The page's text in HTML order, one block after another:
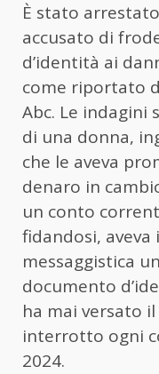
È stato
accusato di
d’identità ai
come riportato
Abc. Le indagini
di una donna,
che le aveva
denaro in
un conto
fidandosi,
messaggistica
documento
ha mai versato
interrotto ogni
2024.